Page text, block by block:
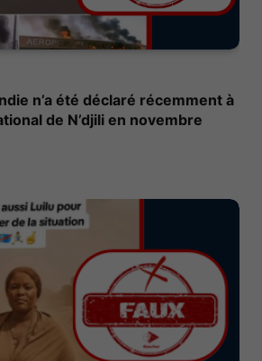
n’a été déclaré récemment à
de N’djili en novembre